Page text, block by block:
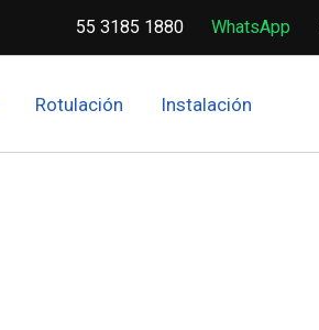
55 3185 1880 WhatsApp
Rotulación Instalación